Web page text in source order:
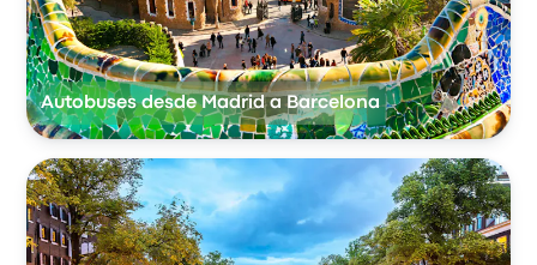
Autobuses desde Madrid a Barcelona